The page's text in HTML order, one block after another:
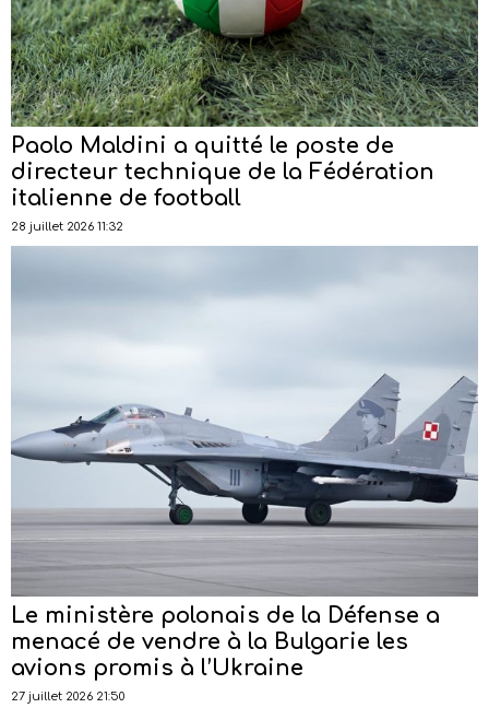
Paolo Maldini a quitté le poste de
directeur technique de la Fédération
italienne de football
28 juillet 2026 11:32
Le ministère polonais de la Défense a
menacé de vendre à la Bulgarie les
avions promis à l’Ukraine
27 juillet 2026 21:50